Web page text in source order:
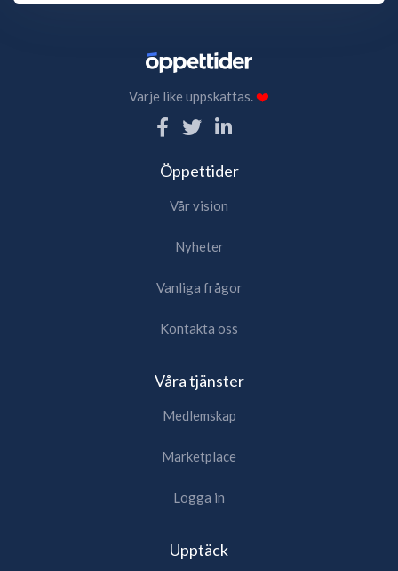
Varje like uppskattas.❤️
Öppettider
Vår vision
Nyheter
Vanliga frågor
Kontakta oss
Våra tjänster
Medlemskap
Marketplace
Logga in
Upptäck